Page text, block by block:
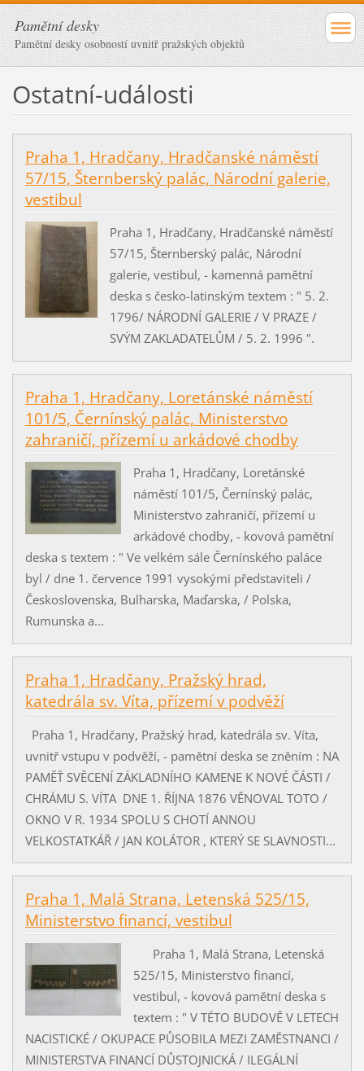
Pamětní desky
Pamětní desky osobností uvnitř pražských objektů
Ostatní-události
Praha 1, Hradčany, Hradčanské náměstí
57/15, Šternberský palác, Národní galerie,
vestibul
Praha 1, Hradčany, Hradčanské náměstí
57/15, Šternberský palác, Národní
galerie, vestibul, - kamenná pamětní
deska s česko-latinským textem : " 5. 2.
1796/ NÁRODNÍ GALERIE / V PRAZE /
SVÝM ZAKLADATELŮM / 5. 2. 1996 ".
Praha 1, Hradčany, Loretánské náměstí
101/5, Černínský palác, Ministerstvo
zahraničí, přízemí u arkádové chodby
Praha 1, Hradčany, Loretánské
náměstí 101/5, Černínský palác,
Ministerstvo zahraničí, přízemí u
arkádové chodby, - kovová pamětní
deska s textem : " Ve velkém sále Černínského paláce
byl / dne 1. července 1991 vysokými představiteli /
Československa, Bulharska, Maďarska, / Polska,
Rumunska a...
Praha 1, Hradčany, Pražský hrad,
katedrála sv. Víta, přízemí v podvěží
Praha 1, Hradčany, Pražský hrad, katedrála sv. Víta,
uvnitř vstupu v podvěží, - pamětní deska se zněním : NA
PAMĚŤ SVĚCENÍ ZÁKLADNÍHO KAMENE K NOVÉ ČÁSTI /
CHRÁMU S. VÍTA DNE 1. ŘÍJNA 1876 VĚNOVAL TOTO /
OKNO V R. 1934 SPOLU S CHOTÍ ANNOU
VELKOSTATKÁŘ / JAN KOLÁTOR , KTERÝ SE SLAVNOSTI...
Praha 1, Malá Strana, Letenská 525/15,
Ministerstvo financí, vestibul
Praha 1, Malá Strana, Letenská
525/15, Ministerstvo financí,
vestibul, - kovová pamětní deska s
textem : " V TÉTO BUDOVĚ V LETECH
NACISTICKÉ / OKUPACE PŮSOBILA MEZI ZAMĚSTNANCI /
MINISTERSTVA FINANCÍ DŮSTOJNICKÁ / ILEGÁLNÍ